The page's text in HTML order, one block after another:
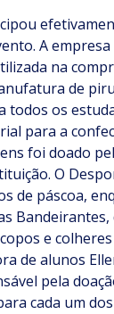
A
na
de
os
para a
foi doado
O
de páscoa,
Bandeirantes,
e
de alunos
pela
cada um